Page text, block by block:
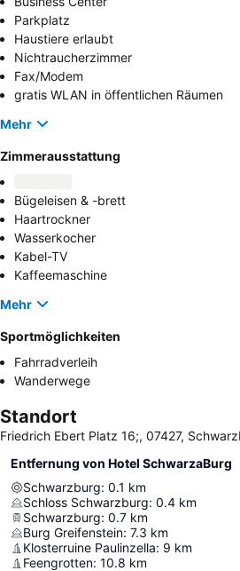
Parkplatz
Haustiere erlaubt
Nichtraucherzimmer
Fax/Modem
gratis WLAN in öffentlichen Räumen
Mehr
Zimmerausstattung
Bügeleisen & -brett
Haartrockner
Wasserkocher
Kabel-TV
Kaffeemaschine
Mehr
Sportmöglichkeiten
Fahrradverleih
Wanderwege
Standort
Friedrich Ebert Platz 16;, 07427,
Entfernung von Hotel SchwarzaBurg
Schwarzburg: 0.1 km
Schloss Schwarzburg: 0.4 km
Schwarzburg: 0.7 km
Burg Greifenstein: 7.3 km
Klosterruine Paulinzella: 9 km
Feengrotten: 10.8 km